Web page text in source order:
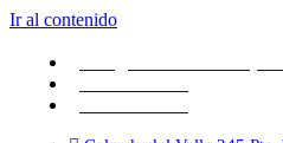
Ir al contenido